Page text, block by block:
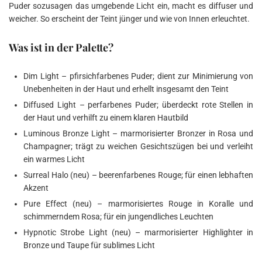
Puder sozusagen das umgebende Licht ein, macht es diffuser und
weicher. So erscheint der Teint jünger und wie von Innen erleuchtet.
Was ist in der Palette?
Dim Light – pfirsichfarbenes Puder; dient zur Minimierung von
Unebenheiten in der Haut und erhellt insgesamt den Teint
Diffused Light – perfarbenes Puder; überdeckt rote Stellen in
der Haut und verhilft zu einem klaren Hautbild
Luminous Bronze Light – marmorisierter Bronzer in Rosa und
Champagner; trägt zu weichen Gesichtszügen bei und verleiht
ein warmes Licht
Surreal Halo (neu) – beerenfarbenes Rouge; für einen lebhaften
Akzent
Pure Effect (neu) – marmorisiertes Rouge in Koralle und
schimmerndem Rosa; für ein jungendliches Leuchten
Hypnotic Strobe Light (neu) – marmorisierter Highlighter in
Bronze und Taupe für sublimes Licht